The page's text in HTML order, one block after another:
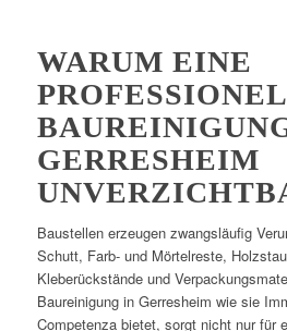
WARUM EINE
GERRESHEIM
Baustellen erzeugen zwangsläufig
Schutt, Farb- und Mörtelreste,
Kleberückstände und
Baureinigung in Gerresheim wie sie
Competenza bietet, sorgt nicht nur für